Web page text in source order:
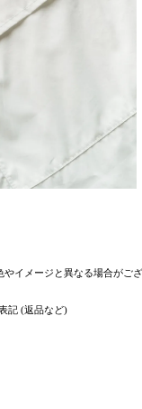
イメージと異なる場合がご
記 (返品など)